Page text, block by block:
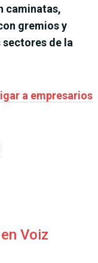
caminatas,
gremios y
de la
a empresarios
Voiz